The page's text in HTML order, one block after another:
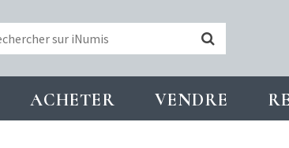
ACHETER VENDRE